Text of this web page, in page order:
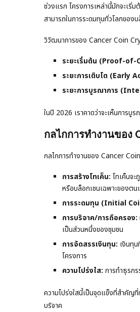
ช่วงแรก โครงการเหล่านี้มักจะเริ่
สามารถในการระดมทุนทั่วโลกขอ
วิวัฒนาการของ Cancer Coin
ระยะเริ่มต้น (Proof-of-
ระยะการเติบโต (Early
ระยะการบูรณาการ
ในปี 2026 เราคาดว่าจะเห็นการ
กลไกการทำงานของ
กลไกการทำงานของ Cancer
การสร้างโทเค็น: โทเค็นจ
หรือบล็อกเชนเฉพาะของตน
การระดมทุน (Initial
การบริจาค/การถือครอง:
เป็นส่วนหนึ่งของชุมชน
การจัดสรรเงินทุน: เงินทุ
โครงการ
ความโปร่งใส: การทำธุรก
ความโปร่งใสนี้เป็นจุดแข็งที่สำคัญ
บริจาค